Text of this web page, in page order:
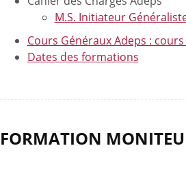
M.S. Initiateur
Cours Généraux Adeps :
Dates des formations
FORMATION